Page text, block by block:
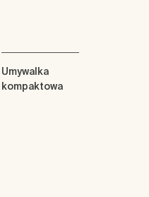
Umywalka
kompaktowa